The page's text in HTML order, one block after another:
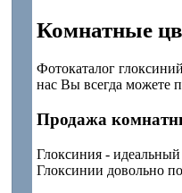
Комнатные
Фотокаталог
нас Вы всегда можете
Продажа
Глоксиния -
Глоксинии довольно